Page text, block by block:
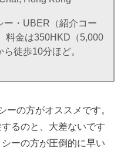
ー・UBER（紹介コー
料金は350HKD（5,000
徒歩10分ほど。
ーの方がオススメです。
るのと、大差ないです
ーの方が圧倒的に早い